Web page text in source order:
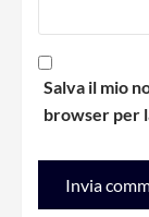
Salva il mio
browser per